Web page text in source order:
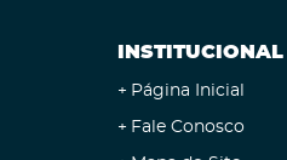
INSTITUCIONAL
Página Inicial
Fale Conosco